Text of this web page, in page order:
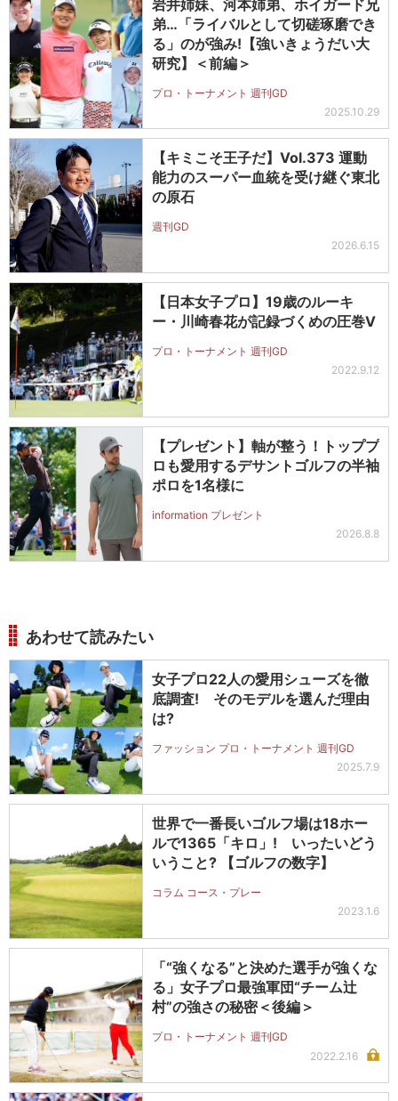
岩井姉妹、河本姉弟、ホイガード兄
弟…「ライバルとして切磋琢磨でき
る」のが強み!【強いきょうだい大
研究】＜前編＞
プロ・トーナメント 週刊GD
2025.10.29
【キミこそ王子だ】Vol.373 運動
能力のスーパー血統を受け継ぐ東北
の原石
週刊GD
2026.6.15
【日本女子プロ】19歳のルーキ
ー・川崎春花が記録づくめの圧巻V
プロ・トーナメント 週刊GD
2022.9.12
【プレゼント】軸が整う！トッププ
ロも愛用するデサントゴルフの半袖
ポロを1名様に
information プレゼント
2026.8.8
あわせて読みたい
女子プロ22人の愛用シューズを徹
底調査! そのモデルを選んだ理由
は?
ファッション プロ・トーナメント 週刊GD
2025.7.9
世界で一番長いゴルフ場は18ホー
ルで1365「キロ」! いったいどう
いうこと? 【ゴルフの数字】
コラム コース・プレー
2023.1.6
「“強くなる”と決めた選手が強くな
る」女子プロ最強軍団“チーム辻
村”の強さの秘密＜後編＞
プロ・トーナメント 週刊GD
2022.2.16